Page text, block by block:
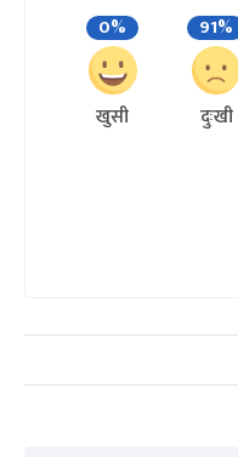
0%
खुसी
91%
दुःखी